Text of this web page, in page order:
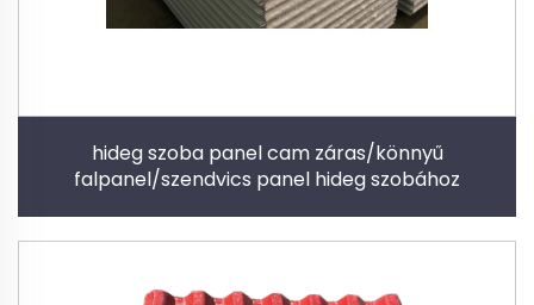
hideg szoba panel cam záras/könnyű
falpanel/szendvics panel hideg szobához